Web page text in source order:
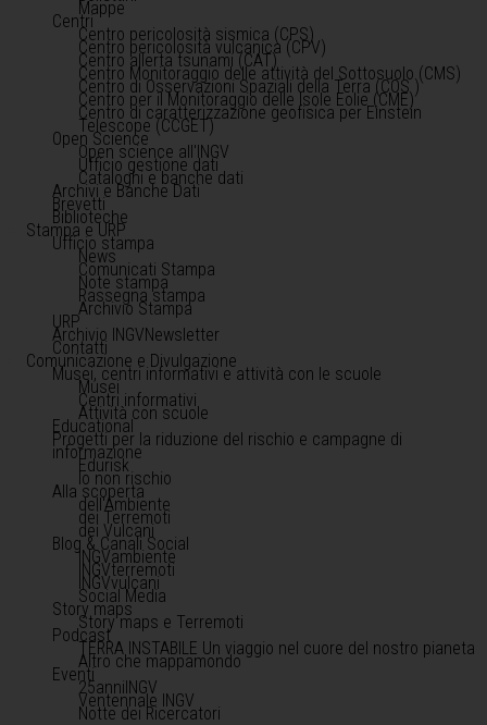
Mappe
Centri
Centro pericolosità sismica (CPS)
Centro pericolosità vulcanica (CPV)
Centro allerta tsunami (CAT)
Centro Monitoraggio delle attività del Sottosuolo (CMS)
Centro di Osservazioni Spaziali della Terra (COS )
Centro per il Monitoraggio delle Isole Eolie (CME)
Centro di caratterizzazione geofisica per Einstein
Telescope (CCGET)
Open Science
Open science all'INGV
Ufficio gestione dati
Cataloghi e banche dati
Archivi e Banche Dati
Brevetti
Biblioteche
Stampa e URP
Ufficio stampa
News
Comunicati Stampa
Note stampa
Rassegna stampa
Archivio Stampa
URP
Archivio INGVNewsletter
Contatti
Comunicazione e Divulgazione
Musei, centri informativi e attività con le scuole
Musei
Centri informativi
Attività con scuole
Educational
Progetti per la riduzione del rischio e campagne di
informazione
Edurisk
Io non rischio
Alla scoperta
dell'Ambiente
dei Terremoti
dei Vulcani
Blog & Canali Social
INGVambiente
INGVterremoti
INGVvulcani
Social Media
Story maps
Story maps e Terremoti
Podcast
TERRA INSTABILE Un viaggio nel cuore del nostro pianeta
Altro che mappamondo
Eventi
25anniINGV
Ventennale INGV
Notte dei Ricercatori